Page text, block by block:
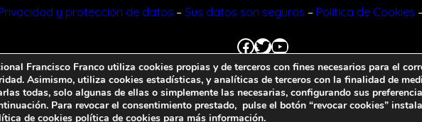
y protección de datos – Sus datos son seguros – Política de Cookies
Facebook
Twitter
YouTube
© 2023 FNFF | Todos los derechos reservados.
Francisco Franco utiliza cookies propias y de terceros con fines necesarios para el
Asimismo, utiliza cookies estadísticas, y analíticas de terceros con la finalidad de
todas, solo algunas de ellas o simplemente las necesarias, configurando sus
Para revocar el consentimiento prestado, pulse el botón “revocar cookies”
de cookies política de cookies para más información.